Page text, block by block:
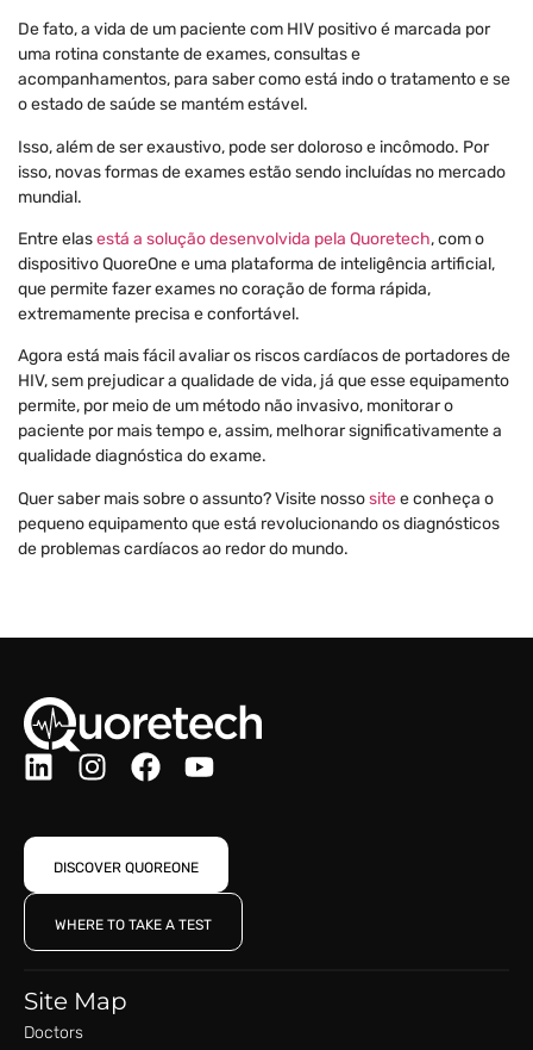
De fato, a vida de um paciente com HIV positivo é marcada por
uma rotina constante de exames, consultas e
acompanhamentos, para saber como está indo o tratamento e se
o estado de saúde se mantém estável.
Isso, além de ser exaustivo, pode ser doloroso e incômodo. Por
isso, novas formas de exames estão sendo incluídas no mercado
mundial.
Entre elasestá a solução desenvolvida pela Quoretech, com o
dispositivo QuoreOne e uma plataforma de inteligência artificial,
que permite fazer exames no coração de forma rápida,
extremamente precisa e confortável.
Agora está mais fácil avaliar os riscos cardíacos de portadores de
HIV, sem prejudicar a qualidade de vida, já que esse equipamento
permite, por meio de um método não invasivo, monitorar o
paciente por mais tempo e, assim, melhorar significativamente a
qualidade diagnóstica do exame.
Quer saber mais sobre o assunto? Visite nossositee conheça o
pequeno equipamento que está revolucionando os diagnósticos
de problemas cardíacos ao redor do mundo.
DISCOVER QUOREONE
WHERE TO TAKE A TEST
Site Map
Doctors